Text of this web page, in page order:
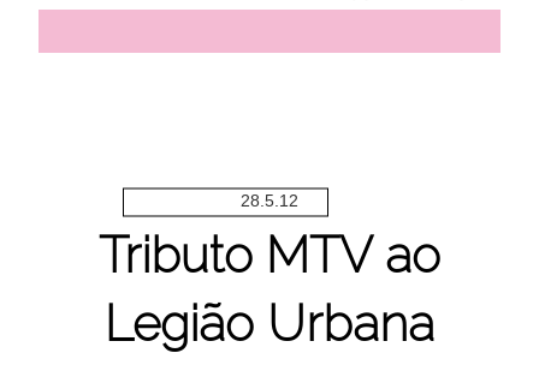
28.5.12
Tributo MTV ao
Legião Urbana